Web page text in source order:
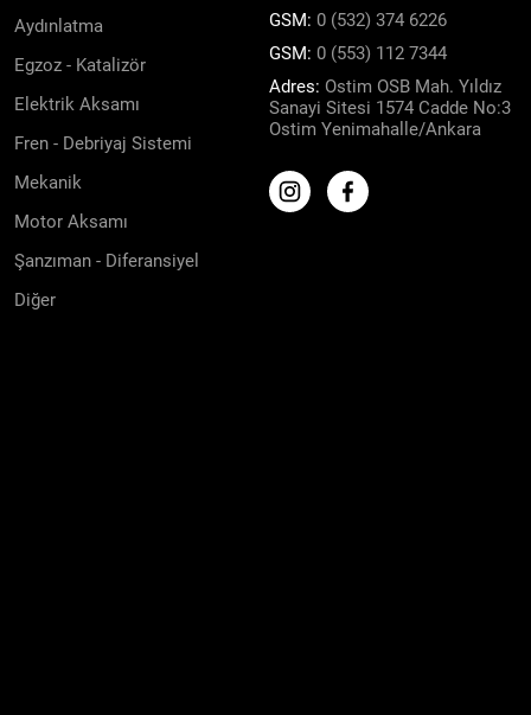
Aydınlatma
Egzoz - Katalizör
Elektrik Aksamı
Fren - Debriyaj Sistemi
Mekanik
Motor Aksamı
Şanzıman - Diferansiyel
Diğer
GSM: 0 (532) 374 6226
GSM: 0 (553) 112 7344
Adres: Ostim OSB Mah. Yıldız
Sanayi Sitesi 1574 Cadde No:3
Ostim Yenimahalle/Ankara